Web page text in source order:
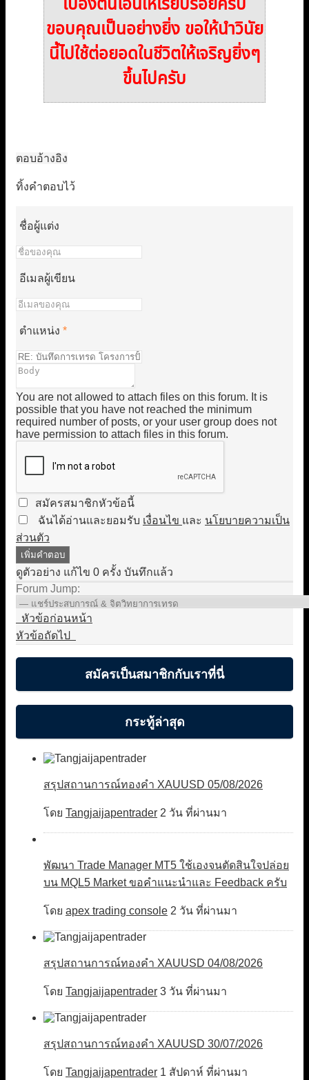
ขอบคุณเป็นอย่างยิ่ง ขอให้นำวินัย
นี้ไปใช้ต่อยอดในชีวิตให้เจริญยิ่งๆ
ขึ้นไปครับ
ตอบอ้างอิง
ทิ้งคำตอบไว้
ชื่อผู้แต่ง
อีเมลผู้เขียน
ตำแหน่ง *
You are not allowed to attach files on this forum. It is
possible that you have not reached the minimum
required number of posts, or your user group does not
have permission to attach files in this forum.
สมัครสมาชิกหัวข้อนี้
ฉันได้อ่านและยอมรับ เงื่อนไข และ นโยบายความเป็น
ส่วนตัว
ดูตัวอย่าง แก้ไข 0 ครั้ง บันทึกแล้ว
Forum Jump:
หัวข้อก่อนหน้า
หัวข้อถัดไป
สมัครเป็นสมาชิกกับเราที่นี่
กระทู้ล่าสุด
สรุปสถานการณ์ทองคำ XAUUSD 05/08/2026
โดย Tangjaijapentrader 2 วัน ที่ผ่านมา
พัฒนา Trade Manager MT5 ใช้เองจนตัดสินใจปล่อย
บน MQL5 Market ขอคำแนะนำและ Feedback ครับ
โดย apex trading console 2 วัน ที่ผ่านมา
สรุปสถานการณ์ทองคำ XAUUSD 04/08/2026
โดย Tangjaijapentrader 3 วัน ที่ผ่านมา
สรุปสถานการณ์ทองคำ XAUUSD 30/07/2026
โดย Tangjaijapentrader 1 สัปดาห์ ที่ผ่านมา